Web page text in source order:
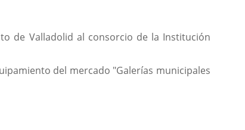
de Valladolid al consorcio de la Institución
del mercado "Galerías municipales